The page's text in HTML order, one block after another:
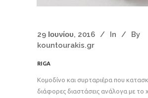
29 Ιουνίου, 2016 In
By
kountourakis.gr
RIGA
Κομοδίνο και συρταριέρα που
διάφορες διαστάσεις ανάλογα με το